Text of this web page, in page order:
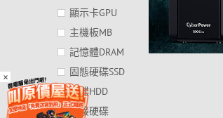
×
顯示卡GPU
主機板MB
記憶體DRAM
固態硬碟SSD
硬碟HDD
外接硬碟